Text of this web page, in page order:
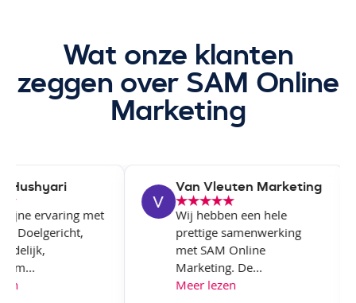
Wat onze klanten
zeggen over SAM Online
Marketing
ervaring met
Doelgericht,
Van Vleuten Marketing
Wij hebben een hele
prettige samenwerking
met SAM Online
Marketing. De...
Meer lezen